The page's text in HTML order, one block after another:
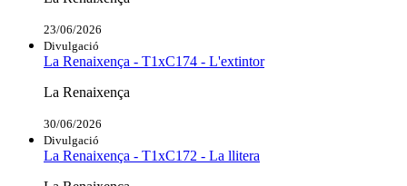
23/06/2026
Divulgació
La Renaixença - T1xC174 - L'extintor
La Renaixença
30/06/2026
Divulgació
La Renaixença - T1xC172 - La llitera